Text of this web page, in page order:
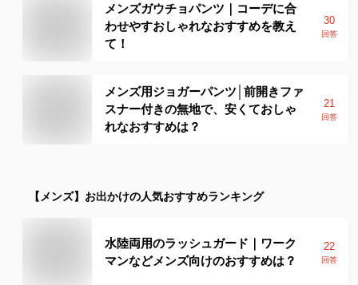
メンズガウチョパンツ｜コーデに合
わせやすおしゃれなおすすめを教え
て！
30
回答
メンズ用ジョガーパンツ│前開きファ
スナー付きの無地で、安くておしゃ
れなおすすめは？
21
回答
【メンズ】 お出かけの人気おすすめランキング
水陸両用のラッシュガード｜ワーク
マンなどメンズ向けのおすすめは？
22
回答